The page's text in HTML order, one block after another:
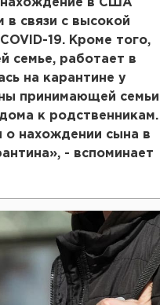
в США
связи с высокой
19. Кроме того,
семье, работает в
на карантине у
принимающей семьи
к родственникам.
о нахождении сына в
- вспоминает